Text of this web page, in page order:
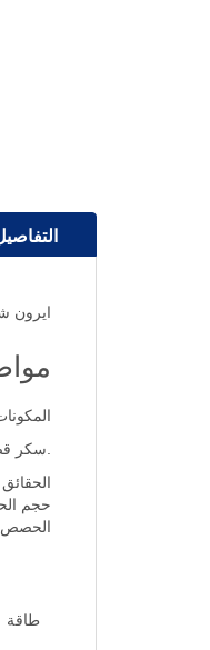
ايرون شوكولاتة بلس ناعمة المضغ
.سكر
الحقائق
حجم
الحصص
طاقة